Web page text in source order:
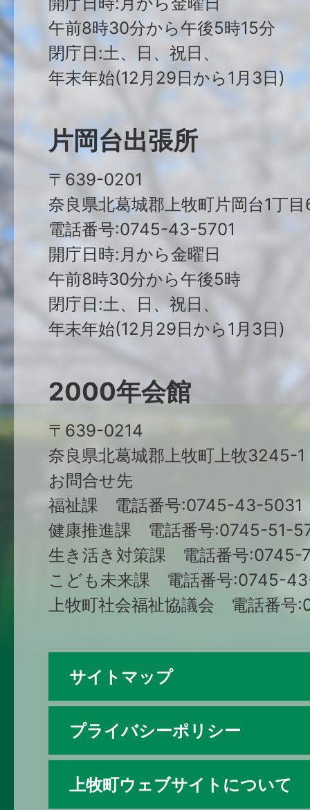
午前8時30分から午後5時15分
閉庁日:土、日、祝日、
年末年始(12月29日から1月3日)
片岡台出張所
〒639-0201
奈良県北葛城郡上牧町片岡台1丁目
電話番号:0745-43-5701
開庁日時:月から金曜日
午前8時30分から午後5時
閉庁日:土、日、祝日、
年末年始(12月29日から1月3日)
2000年会館
〒639-0214
奈良県北葛城郡上牧町上牧3245-1
お問合せ先
福祉課 電話番号:0745-43-5031
健康推進課 電話番号:0745-51-
生き活き対策課 電話番号:0745-
こども未来課 電話番号:0745-
上牧町社会福祉協議会 電話番号
サイトマップ
プライバシーポリシー
上牧町ウェブサイトについて